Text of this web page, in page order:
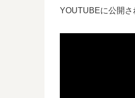
YOUTUBEに公開さ